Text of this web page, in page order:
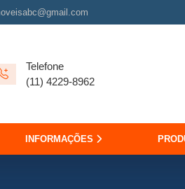
Telefone
(11) 4229-8962
INFORMAÇÕES